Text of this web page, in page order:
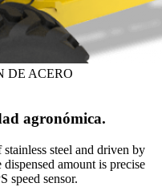
DE ACERO
agronómica.
steel and driven by
amount is precise
speed sensor.